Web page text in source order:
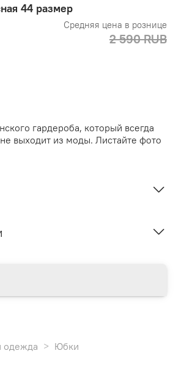
44 размер
Средняя цена в рознице
2 590 RUB
гардероба, который всегда
выходит из моды. Листайте фото
одежда Юбки